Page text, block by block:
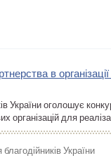
в
України оголошує
організацій для
України